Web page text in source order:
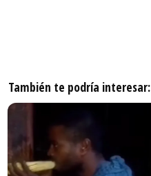
También te podría interesar: